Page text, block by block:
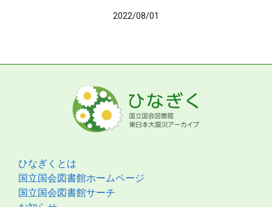
2022/08/01
ひなぎくとは
国立国会図書館ホームページ
国立国会図書館サーチ